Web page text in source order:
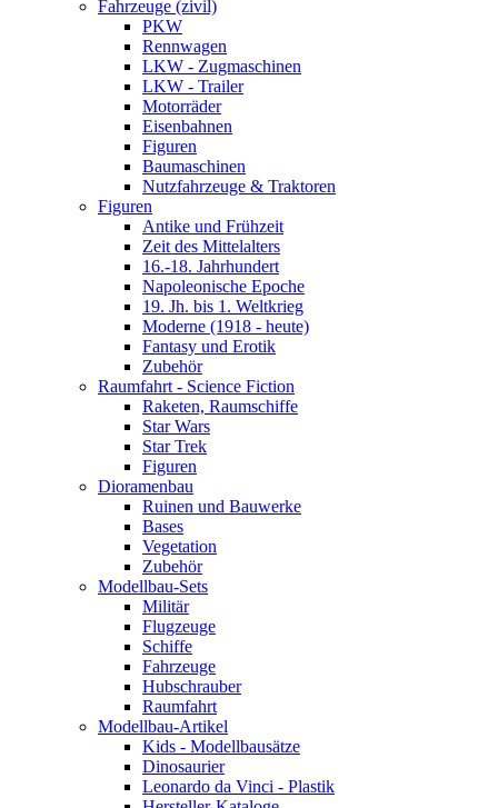
Fahrzeuge (zivil)
PKW
Rennwagen
LKW - Zugmaschinen
LKW - Trailer
Motorräder
Eisenbahnen
Figuren
Baumaschinen
Nutzfahrzeuge & Traktoren
Figuren
Antike und Frühzeit
Zeit des Mittelalters
16.-18. Jahrhundert
Napoleonische Epoche
19. Jh. bis 1. Weltkrieg
Moderne (1918 - heute)
Fantasy und Erotik
Zubehör
Raumfahrt - Science Fiction
Raketen, Raumschiffe
Star Wars
Star Trek
Figuren
Dioramenbau
Ruinen und Bauwerke
Bases
Vegetation
Zubehör
Modellbau-Sets
Militär
Flugzeuge
Schiffe
Fahrzeuge
Hubschrauber
Raumfahrt
Modellbau-Artikel
Kids - Modellbausätze
Dinosaurier
Leonardo da Vinci - Plastik